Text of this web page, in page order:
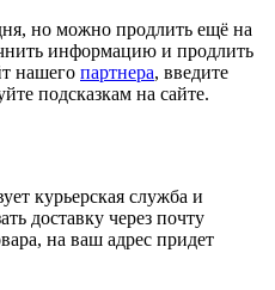
но можно продлить ещё на
информацию и продлить
нашего партнера, введите
подсказкам на сайте.
курьерская служба и
доставку через почту
на ваш адрес придет